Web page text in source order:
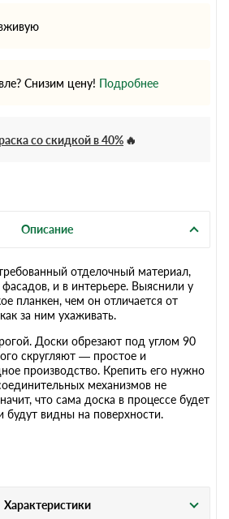
Снизим цену! Подробнее
со скидкой в 40%
Описание
отделочный материал,
и в интерьере. Выяснили у
планкен, чем он отличается от
за ним ухаживать.
Доски обрезают под углом 90
скругляют — простое и
производство. Крепить его нужно
механизмов не
что сама доска в процессе будет
будут видны на поверхности.
Характеристики